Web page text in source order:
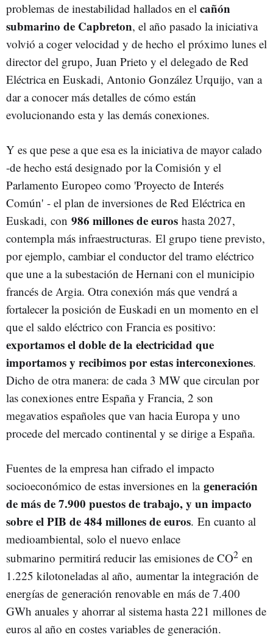
problemas de inestabilidad hallados en el cañón
submarino de Capbreton, el año pasado la iniciativa
volvió a coger velocidad y de hecho el próximo lunes el
director del grupo, Juan Prieto y el delegado de Red
Eléctrica en Euskadi, Antonio González Urquijo, van a
dar a conocer más detalles de cómo están
evolucionando esta y las demás conexiones.
Y es que pese a que esa es la iniciativa de mayor calado
-de hecho está designado por la Comisión y el
Parlamento Europeo como 'Proyecto de Interés
Común' - el plan de inversiones de Red Eléctrica en
Euskadi, con 986 millones de euros hasta 2027,
contempla más infraestructuras. El grupo tiene previsto,
por ejemplo, cambiar el conductor del tramo eléctrico
que une a la subestación de Hernani con el municipio
francés de Argia. Otra conexión más que vendrá a
fortalecer la posición de Euskadi en un momento en el
que el saldo eléctrico con Francia es positivo:
exportamos el doble de la electricidad que
importamos y recibimos por estas interconexiones.
Dicho de otra manera: de cada 3 MW que circulan por
las conexiones entre España y Francia, 2 son
megavatios españoles que van hacia Europa y uno
procede del mercado continental y se dirige a España.
Fuentes de la empresa han cifrado el impacto
socioeconómico de estas inversiones en la generación
de más de 7.900 puestos de trabajo, y un impacto
sobre el PIB de 484 millones de euros. En cuanto al
medioambiental, solo el nuevo enlace
submarino permitirá reducir las emisiones de CO2 en
1.225 kilotoneladas al año, aumentar la integración de
energías de generación renovable en más de 7.400
GWh anuales y ahorrar al sistema hasta 221 millones de
euros al año en costes variables de generación.